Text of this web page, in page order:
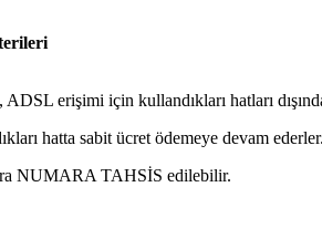
erişimi için kullandıkları hatları
hatta sabit ücret ödemeye devam ederler.
NUMARA TAHSİS edilebilir.